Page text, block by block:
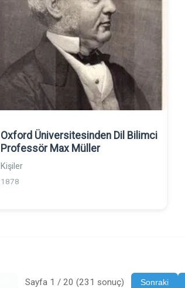
Oxford Üniversitesinden Dil Bilimci
Professör Max Müller
Kişiler
1878
Sayfa 1 / 20 (231 sonuç) Sonraki